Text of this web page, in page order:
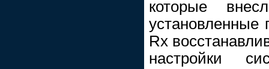
которые
установленные
Rx
настройки